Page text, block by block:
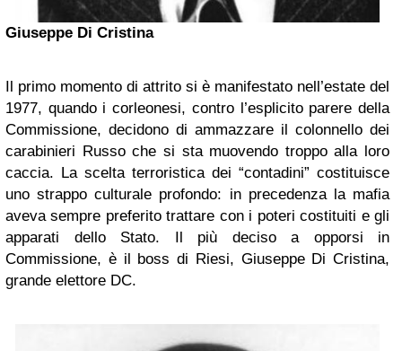
Giuseppe Di Cristina
Il primo momento di attrito si è manifestato nell’estate del
1977, quando i corleonesi, contro l’esplicito parere della
Commissione, decidono di ammazzare il colonnello dei
carabinieri Russo che si sta muovendo troppo alla loro
caccia. La scelta terroristica dei “contadini” costituisce
uno strappo culturale profondo: in precedenza la mafia
aveva sempre preferito trattare con i poteri costituiti e gli
apparati dello Stato. Il più deciso a opporsi in
Commissione, è il boss di Riesi, Giuseppe Di Cristina,
grande elettore DC.